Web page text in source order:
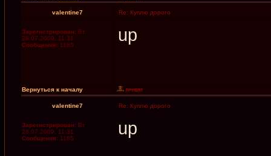
valentine7 Re: Куплю дорого
Зарегистрирован: Вт
28.07.2009, 11:31
Сообщения: 1185
up
Вернуться к началу
valentine7 Re: Куплю дорого
Зарегистрирован: Вт
28.07.2009, 11:31
Сообщения: 1185
up